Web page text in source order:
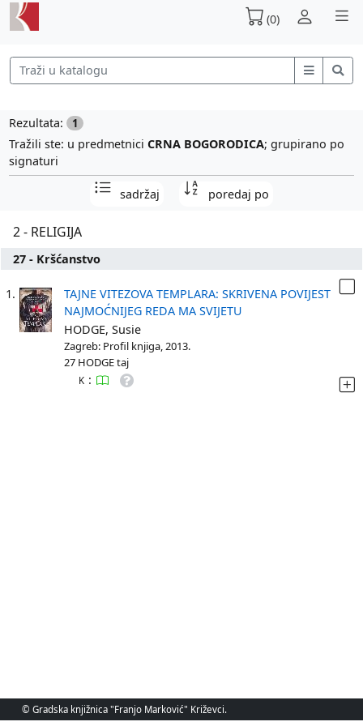
(0)
Rezultata: 1
Tražili ste: u predmetnici CRNA BOGORODICA; grupirano po
signaturi
sadržaj poredaj po
2 - RELIGIJA
27 - Kršćanstvo
1.
TAJNE VITEZOVA TEMPLARA: SKRIVENA POVIJEST
NAJMOĆNIJEG REDA MA SVIJETU
HODGE, Susie
Zagreb: Profil knjiga, 2013.
27 HODGE taj
K :
© Gradska knjižnica "Franjo Marković" Križevci.